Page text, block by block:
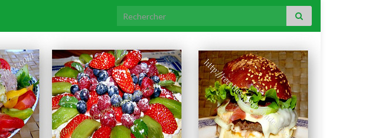
Search for: